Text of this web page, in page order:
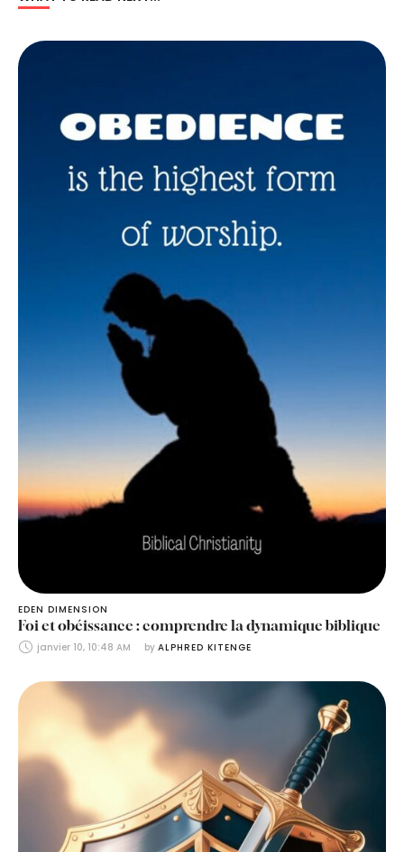
EDEN DIMENSION
Foi et obéissance : comprendre la dynamique biblique
janvier 10, 10:48 AM by ALPHRED KITENGE